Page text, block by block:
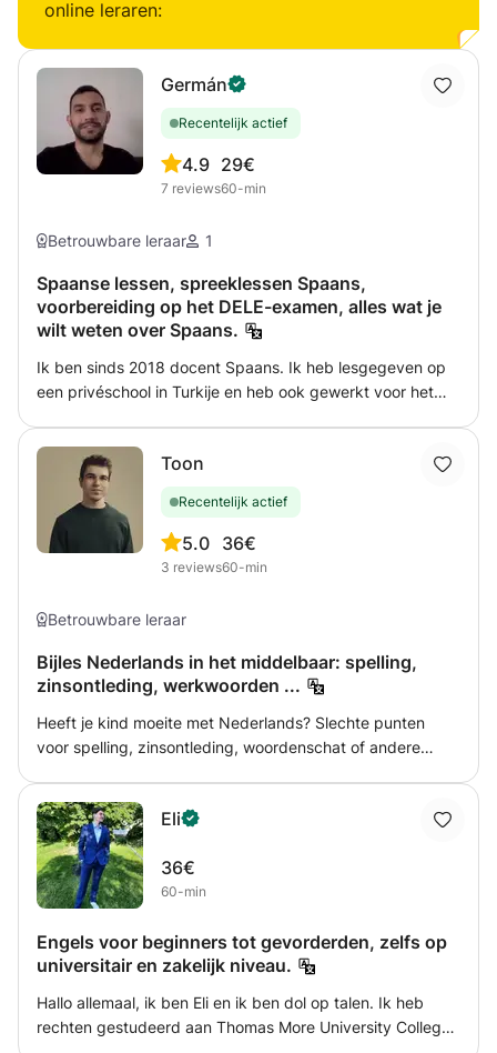
online leraren:
Germán
Recentelijk actief
4.9
7 reviews
29€
60-min
Betrouwbare leraar 1
Spaanse lessen, spreeklessen Spaans,
voorbereiding op het DELE-examen, alles wat je
wilt weten over Spaans.
Ik ben sinds 2018 docent Spaans. Ik heb lesgegeven op
een privéschool in Turkije en heb ook gewerkt voor het
leeftijden en beschik over veel lesmateriaal en
hulpmiddelen die ik graag met je deel. Als je je Spaanse
taalvaardigheid wilt verbeteren of het DELE-examen wilt
afleggen, kan ik je ook helpen, aangezien ik examinator
ben op alle niveaus. Mijn lessen zijn voornamelijk gericht
maar het grootste deel van de tijd zullen we spreken om
Toon
Recentelijk actief
5.0
3 reviews
36€
60-min
Betrouwbare leraar
Bijles Nederlands in het middelbaar: spelling,
zinsontleding, werkwoorden ...
Heeft je kind moeite met Nederlands? Slechte punten
voor spelling, zinsontleding, woordenschat of andere
op papier te zetten voor je sollicitatie? Of wil je graag
vlotter Nederlands leren spreken met vrienden, in de
winkel of op het werk? Samen bekijken we wat jouw
noden en behoeften zijn. Tijdens de bijlessen gaan we
Eli
36€
60-min
Engels voor beginners tot gevorderden, zelfs op
universitair en zakelijk niveau.
Hallo allemaal, ik ben Eli en ik ben dol op talen. Ik heb
rechten gestudeerd aan Thomas More University College.